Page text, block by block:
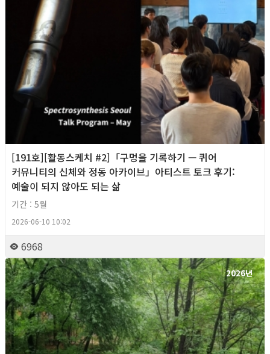
[191호][활동스케치 #2]「구멍을 기록하기 — 퀴어
커뮤니티의 신체와 정동 아카이브」아티스트 토크 후기:
예술이 되지 않아도 되는 삶
기간 : 5월
2026-06-10 10:02
6968
2026년